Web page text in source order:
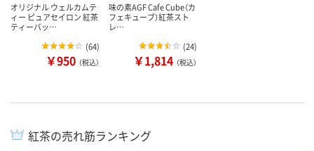
オリジナル ウェルカムテ
ィー ピュアセイロン 紅茶
ティーバッ…
(64)
￥950 （税込）
味の素AGF Cafe Cube（カ
フェキューブ）紅茶スト
レ…
(24)
￥1,814 （税込）
紅茶の売れ筋ランキング